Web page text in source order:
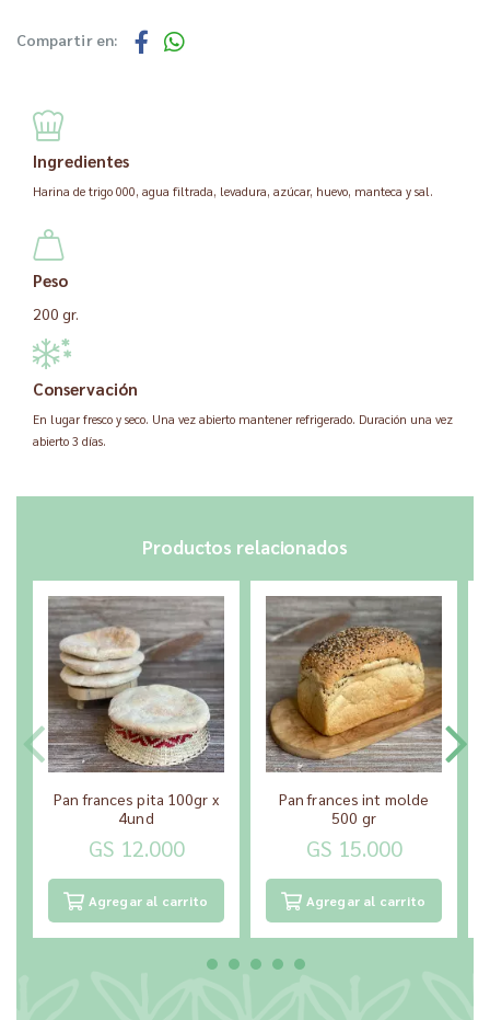
Compartir en:
Ingredientes
Harina de trigo 000, agua filtrada, levadura, azúcar, huevo, manteca y sal.
Peso
200 gr.
Conservación
En lugar fresco y seco. Una vez abierto mantener refrigerado. Duración una vez
abierto 3 días.
Productos relacionados
Pan frances pita 100gr x
4und
GS 12.000
Agregar al carrito
Pan frances int molde
500 gr
GS 15.000
Agregar al carrito